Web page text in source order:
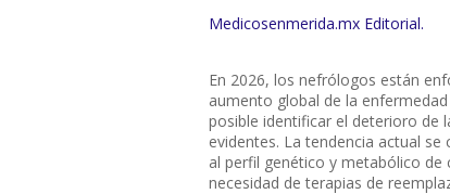
Medicosenmerida.mx Editorial.
En 2026, los nefrólogos están
aumento global de la
posible identificar el deterioro de
evidentes. La tendencia actual
al perfil genético y metabólico de
necesidad de terapias de